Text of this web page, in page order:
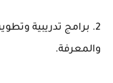
2. برامج تدريبية
والمعرفة.